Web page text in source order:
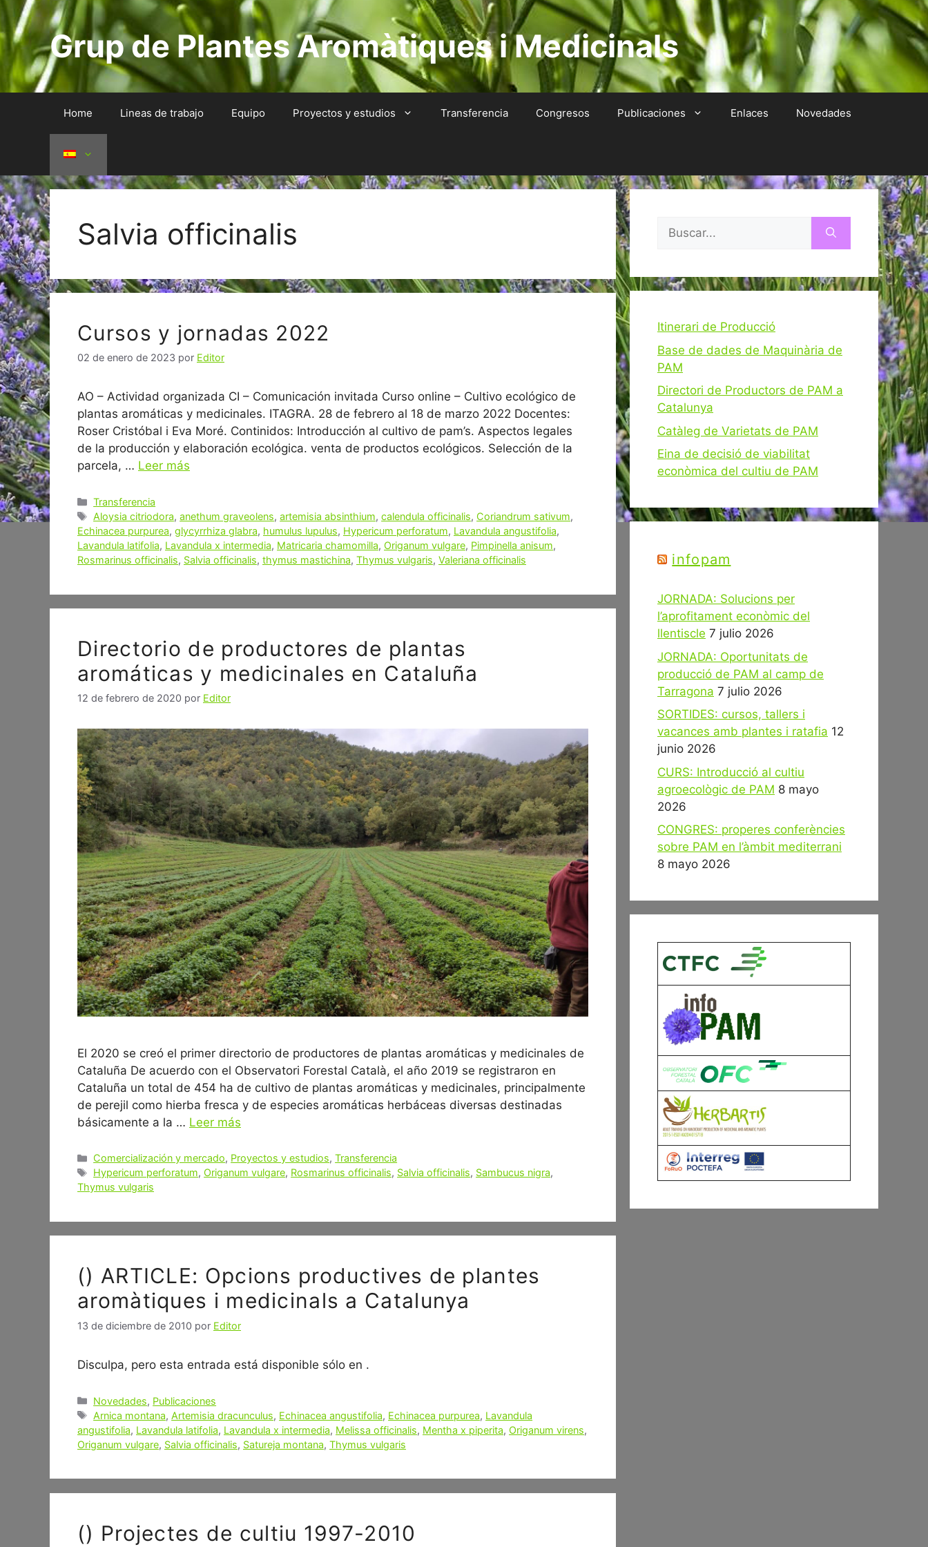
Saltar
contenidoGrup de Plantes Aromàtiques i Medicinals
Home Lineas de trabajo Equipo Proyectos y estudios Transferencia Congresos Publicaciones Enlaces Novedades
Salvia officinalis
Cursos y jornadas 2022
02 de enero de 2023 por Editor
AO – Actividad organizada CI – Comunicación invitada Curso online – Cultivo ecológico de
plantas aromáticas y medicinales. ITAGRA. 28 de febrero al 18 de marzo 2022 Docentes:
Roser Cristóbal i Eva Moré. Continidos: Introducción al cultivo de pam’s. Aspectos legales
de la producción y elaboración ecológica. venta de productos ecológicos. Selección de la
parcela, … Leer más
Categorías
Transferencia
Etiquetas
Aloysia citriodora,anethum graveolens,artemisia absinthium,calendula officinalis, Coriandrum sativum,
Echinacea purpurea, glycyrrhiza glabra, humulus lupulus, Hypericum perforatum, Lavandula angustifolia,
Lavandula latifolia, Lavandula x intermedia, Matricaria chamomilla, Origanum vulgare, Pimpinella anisum,
Rosmarinus officinalis, Salvia officinalis, thymus mastichina, Thymus vulgaris, Valeriana officinalis
Directorio de productores de plantas
aromáticas y medicinales en Cataluña
12 de febrero de 2020 por Editor
El 2020 se creó el primer directorio de productores de plantas aromáticas y medicinales de
Cataluña De acuerdo con el Observatori Forestal Català, el año 2019 se registraron en
Cataluña un total de 454 ha de cultivo de plantas aromáticas y medicinales, principalmente
de perejil como hierba fresca y de especies aromáticas herbáceas diversas destinadas
básicamente a la … Leer más
Categorías
Comercialización y mercado, Proyectos y estudios,Transferencia
Etiquetas
Hypericum perforatum, Origanum vulgare, Rosmarinus officinalis, Salvia officinalis, Sambucus nigra,
Thymus vulgaris
() ARTICLE: Opcions productives de plantes
aromàtiques i medicinals a Catalunya
13 de diciembre de 2010 por Editor
Disculpa, pero esta entrada está disponible sólo en .
Categorías
Novedades, Publicaciones
Etiquetas
Arnica montana,Artemisia dracunculus, Echinacea angustifolia, Echinacea purpurea, Lavandula
angustifolia, Lavandula latifolia, Lavandula x intermedia, Melissa officinalis, Mentha x piperita, Origanum virens,
Origanum vulgare, Salvia officinalis, Satureja montana, Thymus vulgaris
() Projectes de cultiu 1997-2010
Buscar:
Itinerari de Producció
Base de dades de Maquinària de
PAM
Directori de Productors de PAM a
Catalunya
Catàleg de Varietats de PAM
Eina de decisió de viabilitat
econòmica del cultiu de PAM
infopam
JORNADA: Solucions per
l’aprofitament econòmic del
llentiscle 7 julio 2026
JORNADA: Oportunitats de
producció de PAM al camp de
Tarragona 7 julio 2026
SORTIDES: cursos, tallers i
vacances amb plantes i ratafia 12
junio 2026
CURS: Introducció al cultiu
agroecològic de PAM 8 mayo
2026
CONGRES: properes conferències
sobre PAM en l’àmbit mediterrani
8 mayo 2026